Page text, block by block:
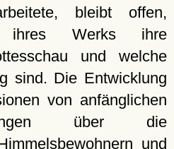
bleibt offen,
ihres Werks ihre
und welche
sind. Die Entwicklung
von anfänglichen
über die
und